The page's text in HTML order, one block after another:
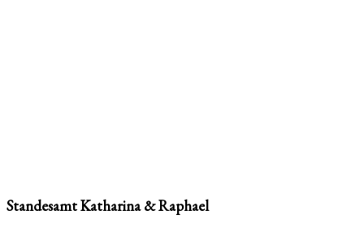
Standesamt Katharina & Raphael